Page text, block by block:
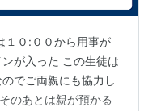
１０:００から用事が
が入った この生徒は
でご両親にも協力し
のあとは親が預かる